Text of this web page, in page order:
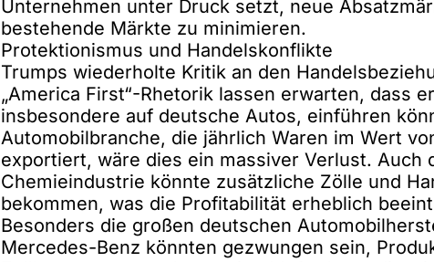
Unternehmen unter Druck setzt, neue
bestehende Märkte zu minimieren.
Protektionismus und Handelskonflikte
Trumps wiederholte Kritik an den
„America First“-Rhetorik lassen erwarten, dass
insbesondere auf deutsche Autos, einführen
Automobilbranche, die jährlich Waren im Wert
exportiert, wäre dies ein massiver Verlust. Auch
Chemieindustrie könnte zusätzliche Zölle und
bekommen, was die Profitabilität erheblich
Besonders die großen deutschen
Mercedes-Benz könnten gezwungen sein,